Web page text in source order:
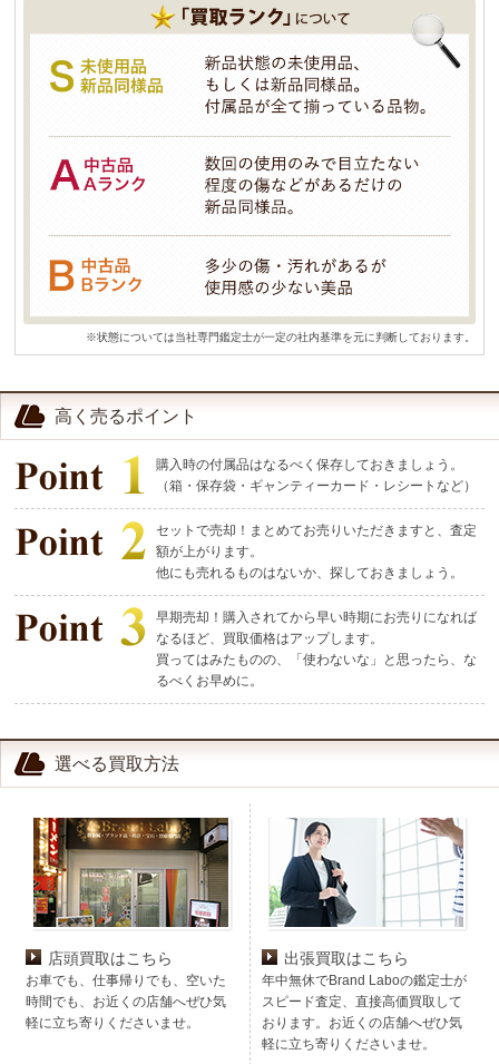
※状態については当社専門鑑定士が一定の社内基準を元に判断しております。
高く売るポイント
購入時の付属品はなるべく保存しておきましょう。
（箱・保存袋・ギャンティーカード・レシートなど）
セットで売却！まとめてお売りいただきますと、査定
額が上がります。
他にも売れるものはないか、探しておきましょう。
早期売却！購入されてから早い時期にお売りになれば
なるほど、買取価格はアップします。
買ってはみたものの、「使わないな」と思ったら、な
るべくお早めに。
選べる買取方法
店頭買取はこちら
お車でも、仕事帰りでも、空いた
時間でも、お近くの店舗へぜひ気
軽に立ち寄りくださいませ。
出張買取はこちら
年中無休でBrand Laboの鑑定士が
スピード査定、直接高価買取して
おります。お近くの店舗へぜひ気
軽に立ち寄りくださいませ。